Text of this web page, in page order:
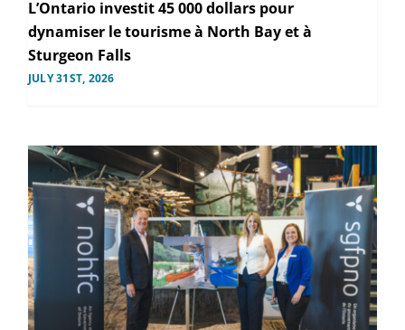
L’Ontario investit 45 000 dollars pour
dynamiser le tourisme à North Bay et à
Sturgeon Falls
JULY 31ST, 2026